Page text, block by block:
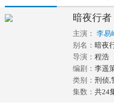
暗夜行者
主演： 李易
别名： 暗夜
导演： 程浩
编剧： 李遥
类别： 刑侦,
集数： 共24